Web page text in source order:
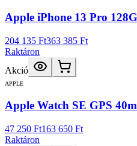
Apple iPhone 13 Pro
204 135 Ft363 385 Ft
Raktáron
Akció
APPLE
Apple Watch SE GPS
47 250 Ft163 650 Ft
Raktáron